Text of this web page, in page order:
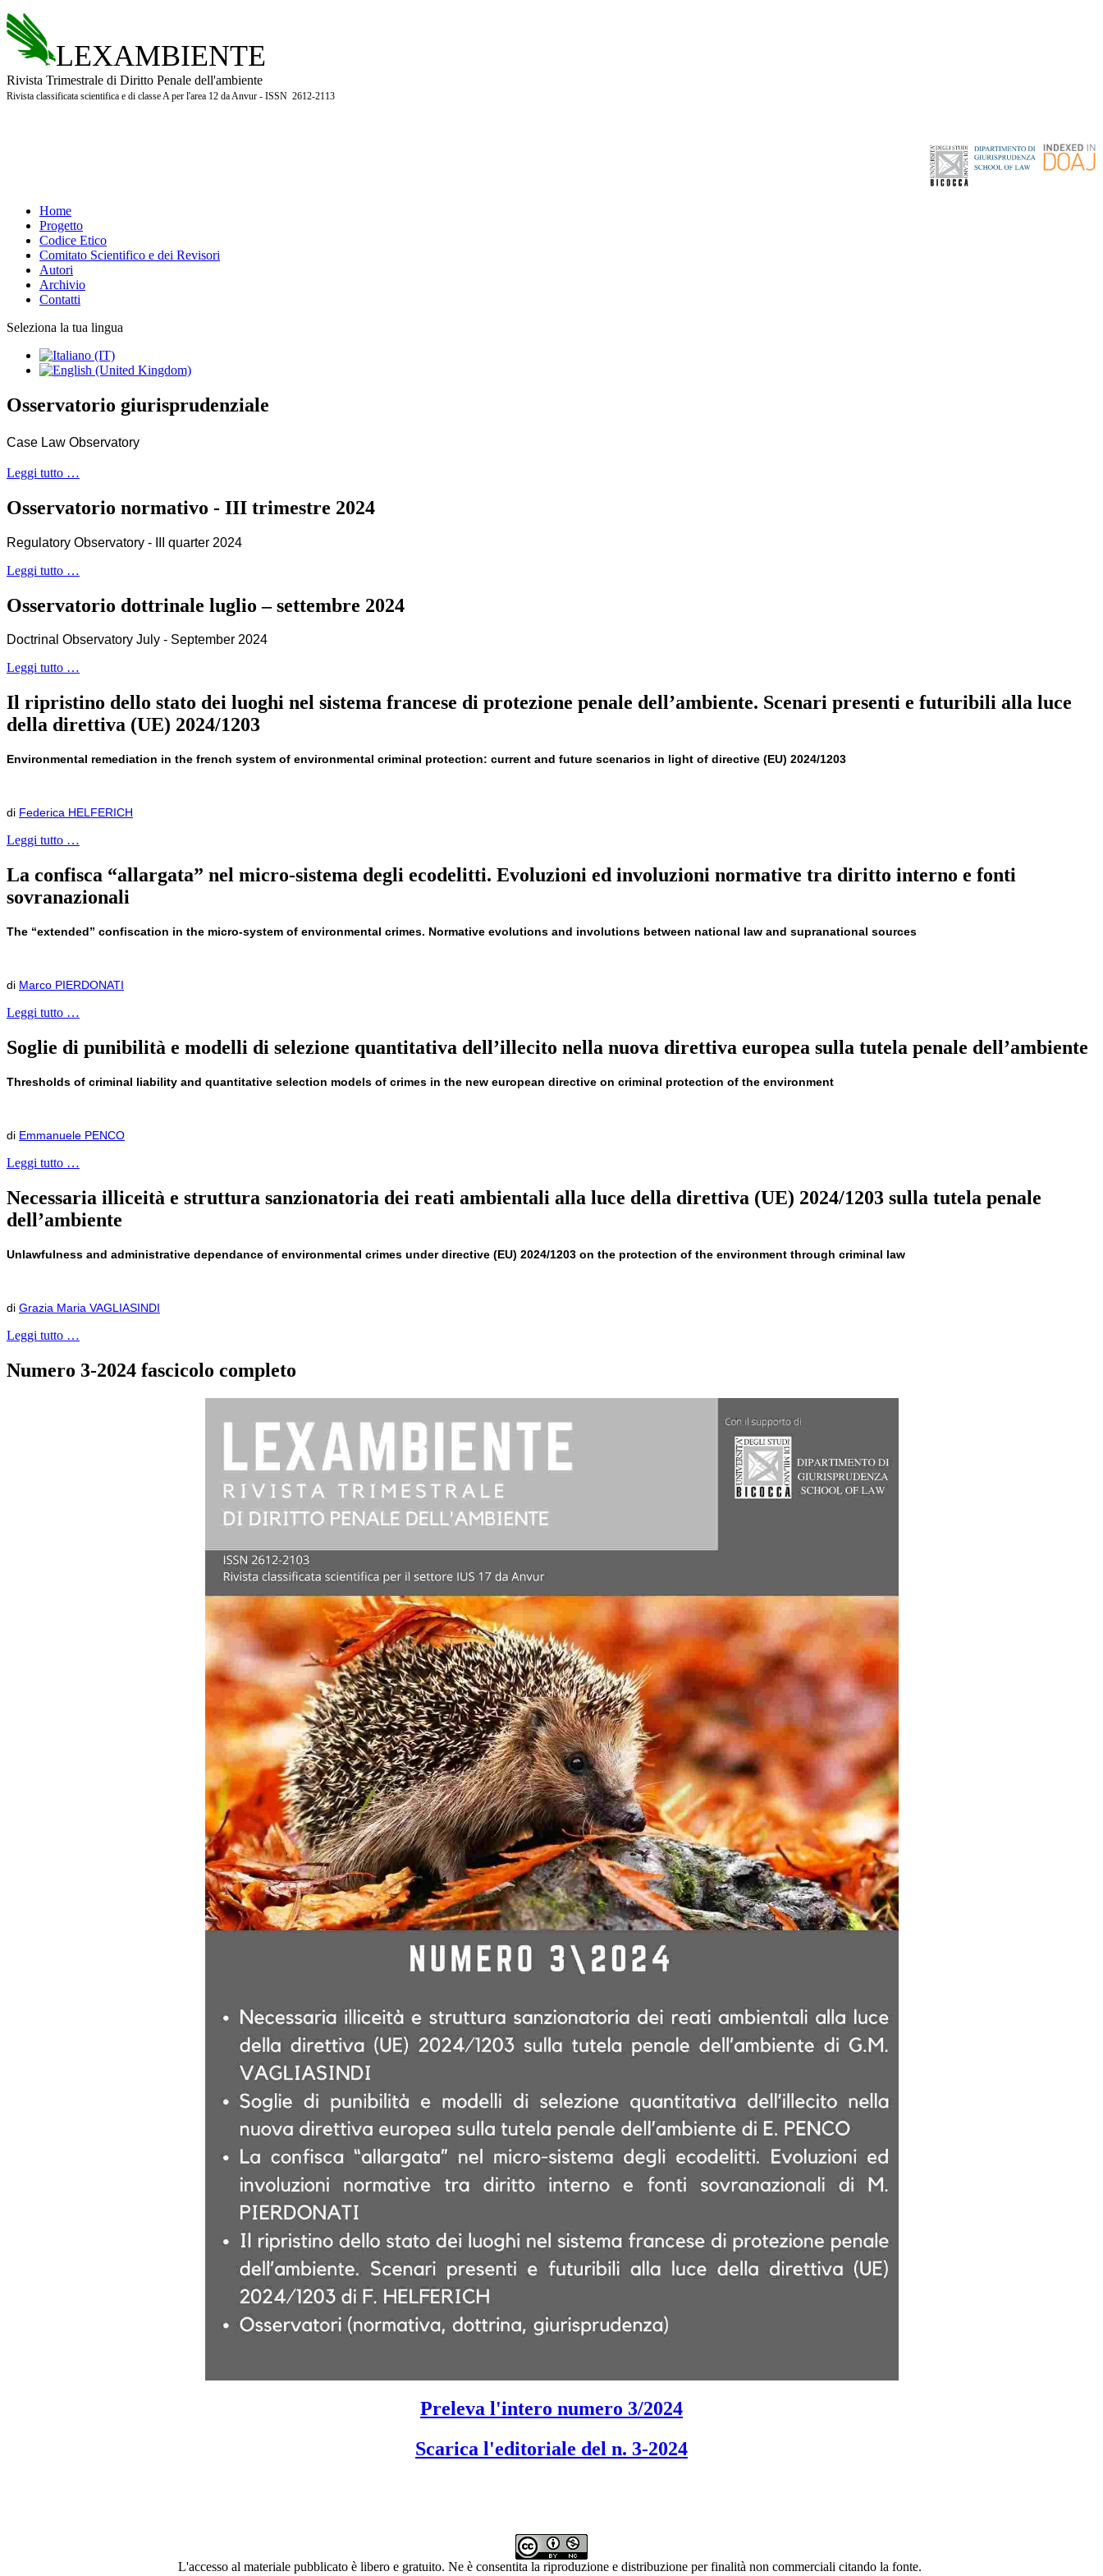
LEXAMBIENTE
Rivista Trimestrale di Diritto Penale dell'ambiente
Rivista classificata scientifica e di classe A per l'area 12 da Anvur - ISSN 2612-2113
Home
Progetto
Codice Etico
Comitato Scientifico e dei Revisori
Autori
Archivio
Contatti
Seleziona la tua lingua
Osservatorio giurisprudenziale
Case Law Observatory
Leggi tutto …
Osservatorio normativo - III trimestre 2024
Regulatory Observatory - III quarter 2024
Leggi tutto …
Osservatorio dottrinale luglio – settembre 2024
Doctrinal Observatory July - September 2024
Leggi tutto …
Il ripristino dello stato dei luoghi nel sistema francese di protezione penale dell’ambiente. Scenari presenti e futuribili alla luce
della direttiva (UE) 2024/1203
Environmental remediation in the french system of environmental criminal protection: current and future scenarios in light of directive (EU) 2024/1203
di Federica HELFERICH
Leggi tutto …
La confisca “allargata” nel micro-sistema degli ecodelitti. Evoluzioni ed involuzioni normative tra diritto interno e fonti
sovranazionali
The “extended” confiscation in the micro-system of environmental crimes. Normative evolutions and involutions between national law and supranational sources
di Marco PIERDONATI
Leggi tutto …
Soglie di punibilità e modelli di selezione quantitativa dell’illecito nella nuova direttiva europea sulla tutela penale dell’ambiente
Thresholds of criminal liability and quantitative selection models of crimes in the new european directive on criminal protection of the environment
di Emmanuele PENCO
Leggi tutto …
Necessaria illiceità e struttura sanzionatoria dei reati ambientali alla luce della direttiva (UE) 2024/1203 sulla tutela penale
dell’ambiente
Unlawfulness and administrative dependance of environmental crimes under directive (EU) 2024/1203 on the protection of the environment through criminal law
di Grazia Maria VAGLIASINDI
Leggi tutto …
Numero 3-2024 fascicolo completo
Preleva l'intero numero 3/2024
Scarica l'editoriale del n. 3-2024
L'accesso al materiale pubblicato è libero e gratuito. Ne è consentita la riproduzione e distribuzione per finalità non commerciali citando la fonte.